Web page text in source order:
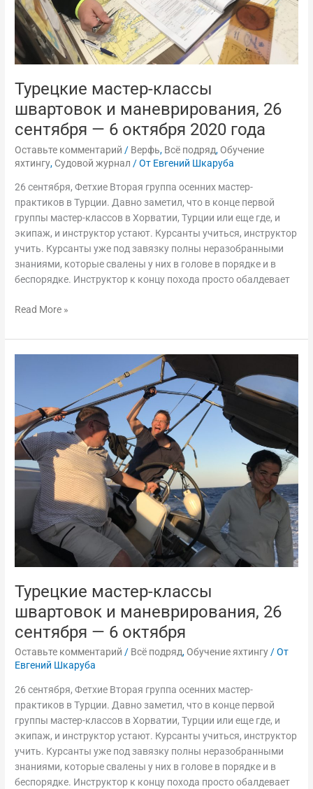
Турецкие мастер-классы
швартовок и маневрирования, 26
сентября — 6 октября 2020 года
Оставьте комментарий / Верфь, Всё подряд, Обучение
яхтингу, Судовой журнал / От Евгений Шкаруба
26 сентября, Фетхие Вторая группа осенних мастер-
практиков в Турции. Давно заметил, что в конце первой
группы мастер-классов в Хорватии, Турции или еще где, и
экипаж, и инструктор устают. Курсанты учиться, инструктор
учить. Курсанты уже под завязку полны неразобранными
знаниями, которые свалены у них в голове в порядке и в
беспорядке. Инструктор к концу похода просто обалдевает
октября
2020
года
Read More »
Турецкие мастер-классы
швартовок и маневрирования, 26
сентября — 6 октября
Оставьте комментарий / Всё подряд, Обучение яхтингу/ От
Евгений Шкаруба
26 сентября, Фетхие Вторая группа осенних мастер-
практиков в Турции. Давно заметил, что в конце первой
группы мастер-классов в Хорватии, Турции или еще где, и
экипаж, и инструктор устают. Курсанты учиться, инструктор
учить. Курсанты уже под завязку полны неразобранными
знаниями, которые свалены у них в голове в порядке и в
беспорядке. Инструктор к концу похода просто обалдевает
швартовок
и
маневрирования,
26
сентября
октября